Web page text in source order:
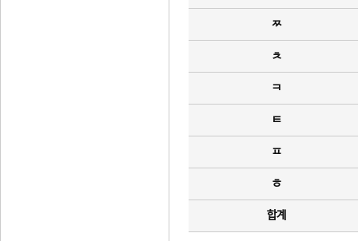
ㅉ
ㅊ
ㅋ
ㅌ
ㅍ
ㅎ
합계